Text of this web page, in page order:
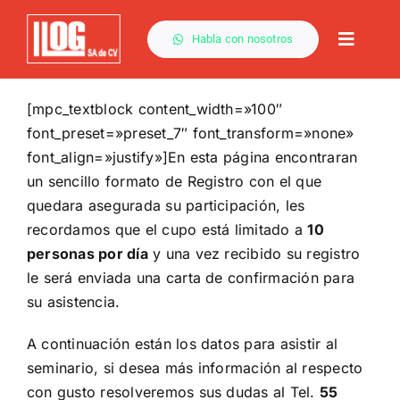
Saltar
contenido
Habla con nosotros
Toggle
[mpc_textblock content_width=»100″
font_preset=»preset_7″ font_transform=»none»
font_align=»justify»]En esta página encontraran
un sencillo formato de Registro con el que
quedara asegurada su participación, les
recordamos que el cupo está limitado a10
personas por díay una vez recibido su registro
le será enviada una carta de confirmación para
su asistencia.
A continuación están los datos para asistir al
seminario, si desea más información al respecto
con gusto resolveremos sus dudas al Tel. 55